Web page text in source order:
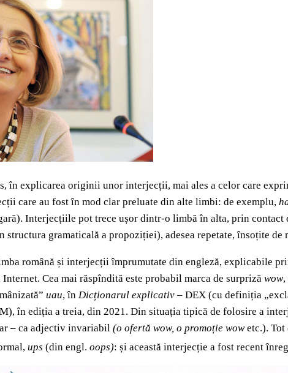
în explicarea originii unor interjecții, mai ales a celor care
care au fost în mod clar preluate din alte limbi: de exemplu,
Interjecțiile pot trece ușor dintr-o limbă în alta, prin
structura gramaticală a propoziției), adesea repetate, însoțite de
română și interjecții împrumutate din engleză, explicabile
Cea mai răspîndită este probabil marca de surpriză wow,
uau, în Dicționarul explicativ – DEX (cu definiția
în ediția a treia, din 2021. Din situația tipică de folosire a
– ca adjectiv invariabil (o ofertă wow, o promoție wowetc.). Tot
ups (din engl. oops): și această interjecție a fost recent